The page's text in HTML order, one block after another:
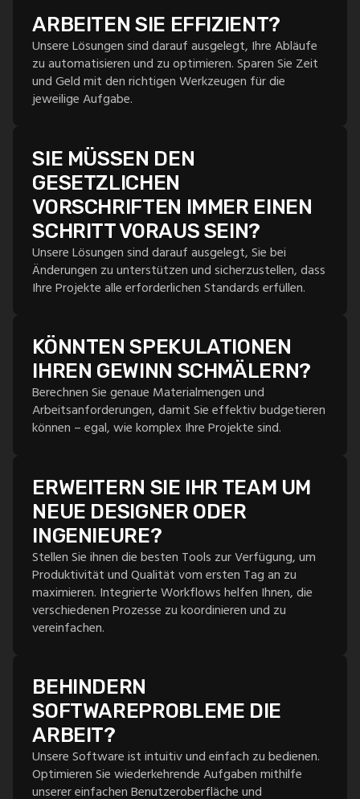
ARBEITEN SIE EFFIZIENT?
Unsere Lösungen sind darauf ausgelegt, Ihre Abläufe
zu automatisieren und zu optimieren. Sparen Sie Zeit
und Geld mit den richtigen Werkzeugen für die
jeweilige Aufgabe.
SIE MÜSSEN DEN
GESETZLICHEN
VORSCHRIFTEN IMMER EINEN
SCHRITT VORAUS SEIN?
Unsere Lösungen sind darauf ausgelegt, Sie bei
Änderungen zu unterstützen und sicherzustellen, dass
Ihre Projekte alle erforderlichen Standards erfüllen.
KÖNNTEN SPEKULATIONEN
IHREN GEWINN SCHMÄLERN?
Berechnen Sie genaue Materialmengen und
Arbeitsanforderungen, damit Sie effektiv budgetieren
können – egal, wie komplex Ihre Projekte sind.
ERWEITERN SIE IHR TEAM UM
NEUE DESIGNER ODER
INGENIEURE?
Stellen Sie ihnen die besten Tools zur Verfügung, um
Produktivität und Qualität vom ersten Tag an zu
maximieren. Integrierte Workflows helfen Ihnen, die
verschiedenen Prozesse zu koordinieren und zu
vereinfachen.
BEHINDERN
SOFTWAREPROBLEME DIE
ARBEIT?
Unsere Software ist intuitiv und einfach zu bedienen.
Optimieren Sie wiederkehrende Aufgaben mithilfe
unserer einfachen Benutzeroberfläche und